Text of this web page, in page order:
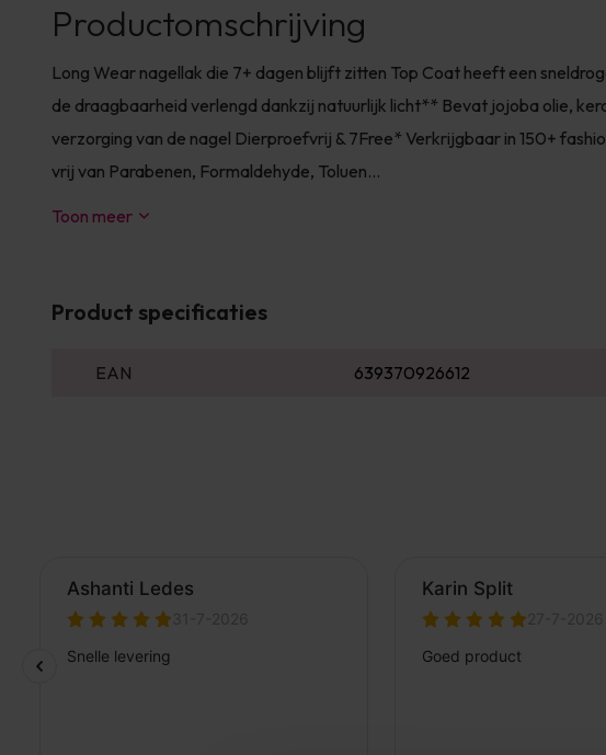
Productomschrijving
Long Wear nagellak die 7+ dagen blijft zitten Top Coat heeft een
de draagbaarheid verlengd dankzij natuurlijk licht** Bevat jojoba olie,
verzorging van de nagel Dierproefvrij & 7Free* Verkrijgbaar in 150+
vrij van Parabenen, Formaldehyde, Toluen...
Toon meer
Product specificaties
EAN 639370926612